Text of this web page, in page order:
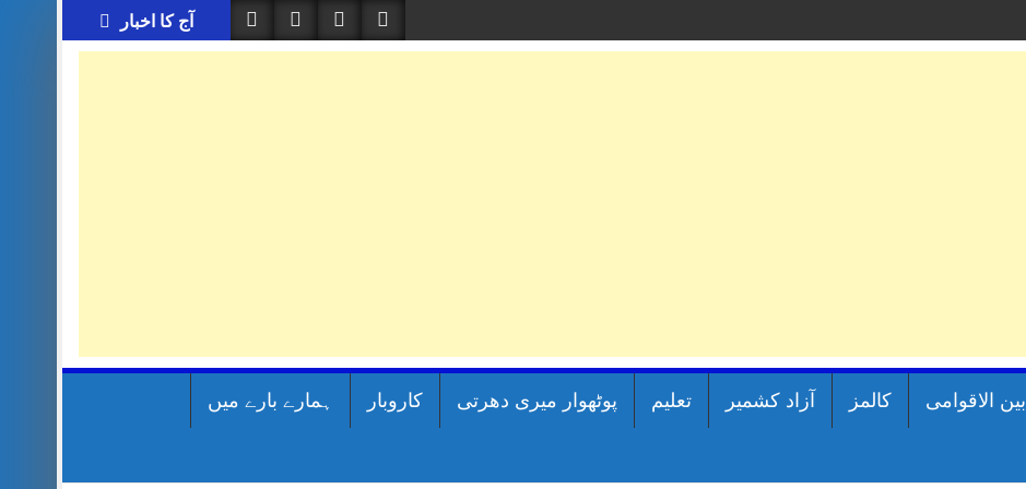
آج کا اخبار
بین الاقوامی کالمز آزاد کشمیر تعلیم پوٹھوار میری دھرتی کاروبار ہمارے بارے میں